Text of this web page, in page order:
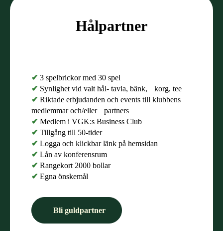
Hålpartner
✔ 3 spelbrickor med 30 spel
✔ Synlighet vid valt hål- tavla, bänk, korg, tee
✔ Riktade erbjudanden och events till klubbens
medlemmar och/eller partners
✔ Medlem i VGK:s Business Club
✔ Tillgång till 50-tider
✔ Logga och klickbar länk på hemsidan
✔ Lån av konferensrum
✔ Rangekort 2000 bollar
✔ Egna önskemål
Bli guldpartner